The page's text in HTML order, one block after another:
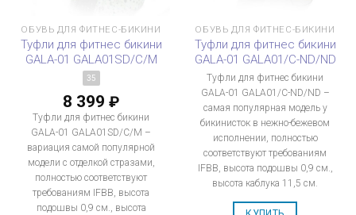
ОБУВЬ ДЛЯ ФИТНЕС-БИКИНИ
Туфли для фитнес бикини
GALA-01 GALA01SD/C/M
35
8 399 ₽
Туфли для фитнес бикини
GALA-01 GALA01SD/C/M –
вариация самой популярной
модели с отделкой стразами,
полностью соответствуют
требованиям IFBB, высота
подошвы 0,9 см., высота
ОБУВЬ ДЛЯ ФИТНЕС-БИКИНИ
Туфли для фитнес бикини
GALA-01 GALA01/C-ND/ND
Туфли для фитнес бикини
GALA-01 GALA01/C-ND/ND –
самая популярная модель у
бикинисток в нежно-бежевом
исполнении, полностью
соответствуют требованиям
IFBB, высота подошвы 0,9 см.,
высота каблука 11,5 см.